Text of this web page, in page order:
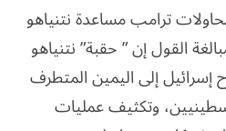
ترامب مساعدة نتنياهو
القول إن ” حقبة” نتنياهو
إلى اليمين المتطرف
وتكثيف عمليات